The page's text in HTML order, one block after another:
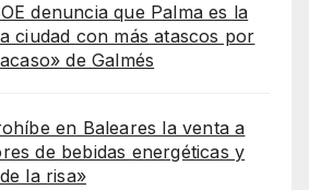
denuncia que Palma es la
ciudad con más atascos por
de Galmés
en Baleares la venta a
de bebidas energéticas y
la risa»